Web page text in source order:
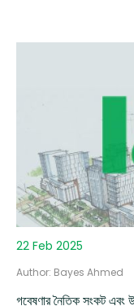
22 Feb 2025
Author: Bayes Ahmed
গবেষণার নৈতিক সংকট এবং